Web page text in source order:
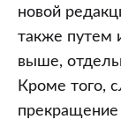
новой
также путем
выше,
Кроме того,
прекращение